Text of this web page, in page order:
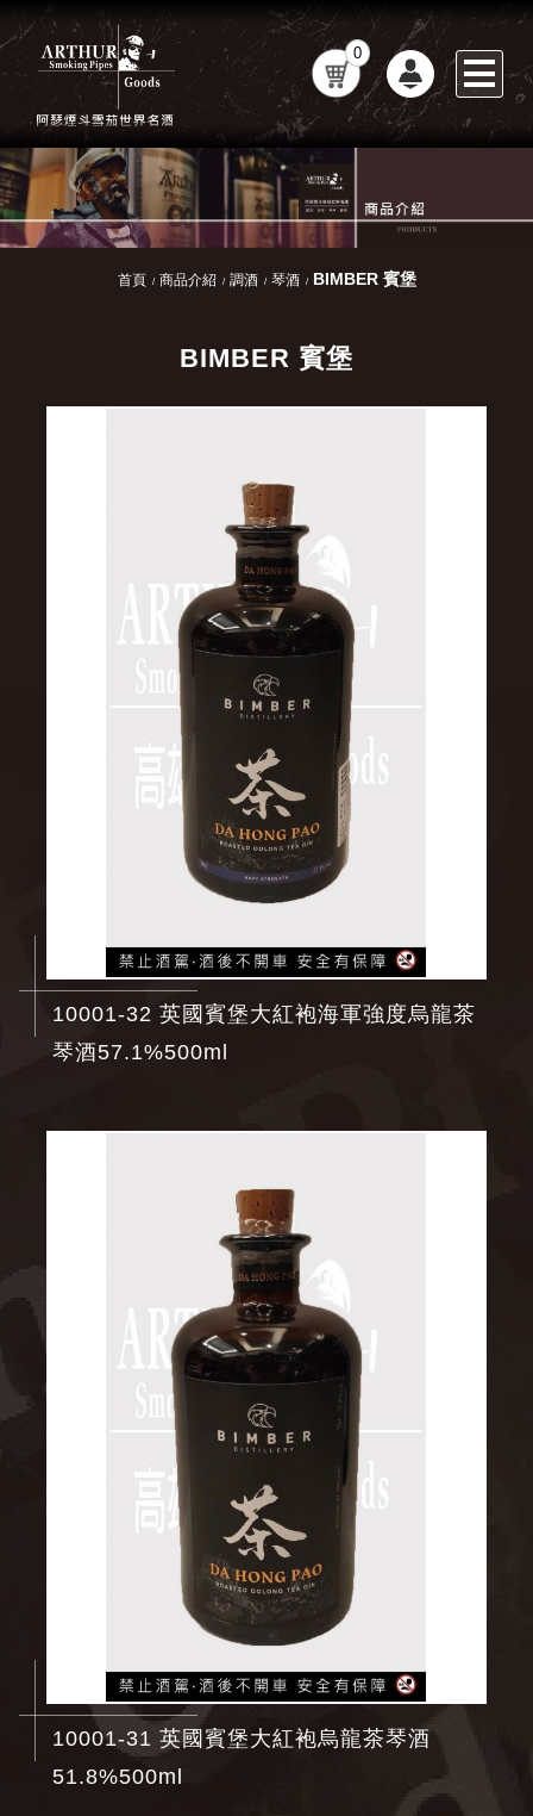
0
首頁 商品介紹 調酒 琴酒 BIMBER 賓堡
BIMBER 賓堡
10001-32 英國賓堡大紅袍海軍強度烏龍茶
琴酒57.1%500ml
10001-31 英國賓堡大紅袍烏龍茶琴酒
51.8%500ml